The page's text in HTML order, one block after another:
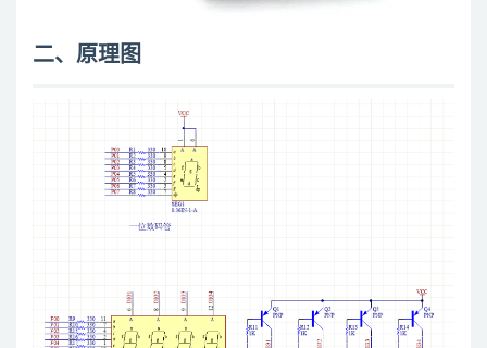
二、原理图